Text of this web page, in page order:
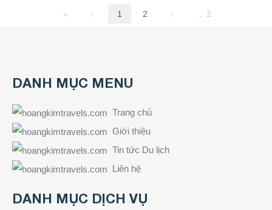
« ‹ 1 2 › ... 2
DANH MỤC MENU
Trang chủ
Giới thiệu
Tin tức Du lịch
Liên hệ
DANH MỤC DỊCH VỤ